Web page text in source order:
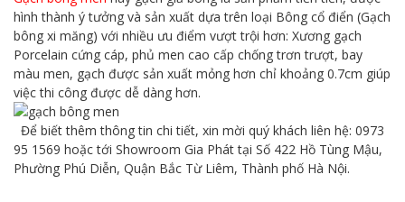
hình thành ý tưởng và sản xuất dựa trên loại Bông cổ điển (Gạch
bông xi măng) với nhiều ưu điểm vượt trội hơn: Xương gạch
Porcelain cứng cáp, phủ men cao cấp chống trơn trượt, bay
màu men, gạch được sản xuất mỏng hơn chỉ khoảng 0.7cm giúp
việc thi công được dễ dàng hơn.
Để biết thêm thông tin chi tiết, xin mời quý khách liên hệ: 0973
95 1569 hoặc tới Showroom Gia Phát tại Số 422 Hồ Tùng Mậu,
Phường Phú Diễn, Quận Bắc Từ Liêm, Thành phố Hà Nội.